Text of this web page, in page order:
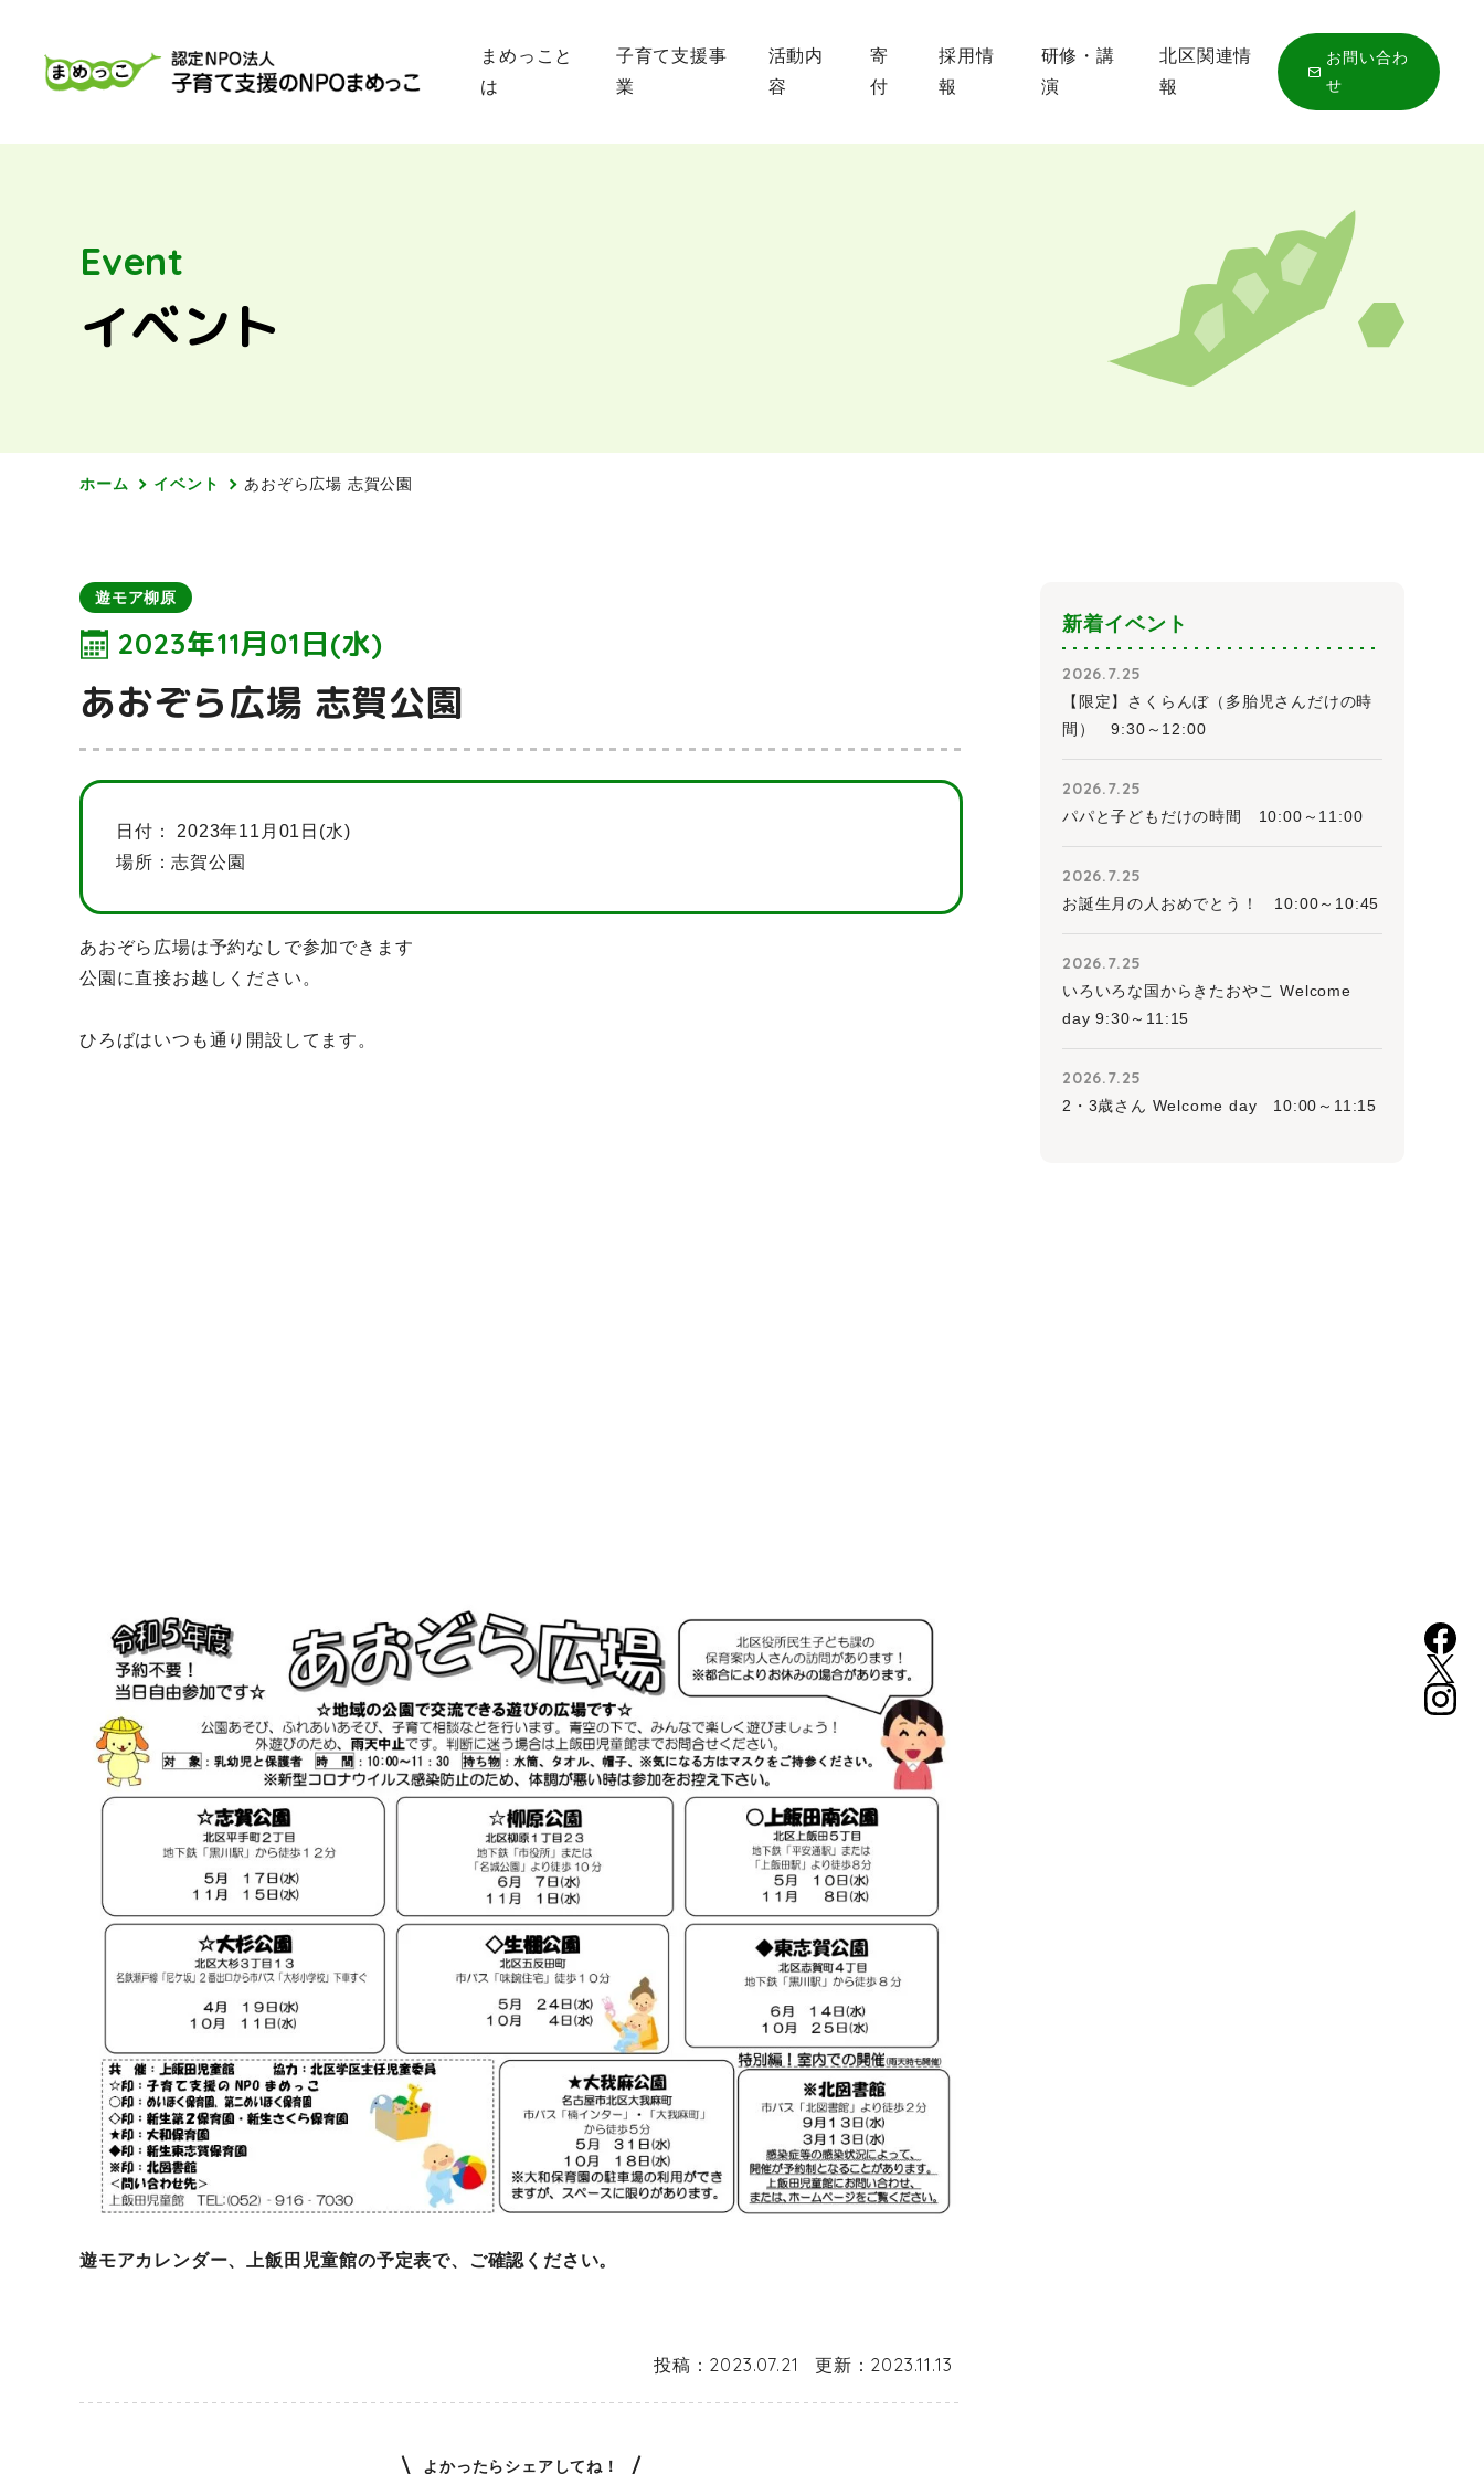
まめっこと
は
子育て支援事
業
活動内
容
寄
付
採用情
報
研修・講
演
北区関連情
報
お問い合わ
せ
Event
イベント
ホーム イベント あおぞら広場 志賀公園
遊モア柳原
2023年11月01日(水)
あおぞら広場 志賀公園
日付： 2023年11月01日(水)
場所：志賀公園
あおぞら広場は予約なしで参加できます
公園に直接お越しください。
ひろばはいつも通り開設してます。
遊モアカレンダー、上飯田児童館の予定表で、ご確認ください。
投稿： 2023.07.21 更新： 2023.11.13
よかったらシェアしてね！
新着イベント
2026.7.25
【限定】さくらんぼ（多胎児さんだけの時
間） 9:30～12:00
2026.7.25
パパと子どもだけの時間 10:00～11:00
2026.7.25
お誕生月の人おめでとう！ 10:00～10:45
2026.7.25
いろいろな国からきたおやこ Welcome
day 9:30～11:15
2026.7.25
2・3歳さん Welcome day 10:00～11:15